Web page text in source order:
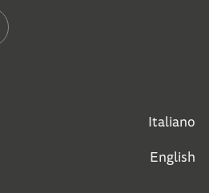
Italiano
English